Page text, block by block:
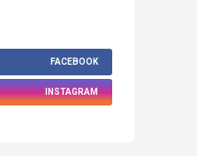
FACEBOOK
INSTAGRAM